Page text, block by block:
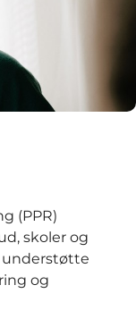
(PPR)
skoler og
understøtte
og